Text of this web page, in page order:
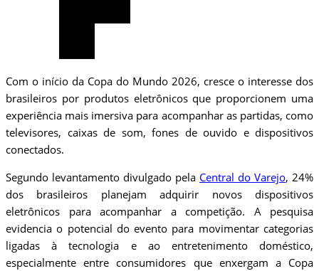
Com o início da Copa do Mundo 2026, cresce o interesse dos
brasileiros por produtos eletrônicos que proporcionem uma
experiência mais imersiva para acompanhar as partidas, como
televisores, caixas de som, fones de ouvido e dispositivos
conectados.
Segundo levantamento divulgado pela Central do Varejo, 24%
dos brasileiros planejam adquirir novos dispositivos
eletrônicos para acompanhar a competição. A pesquisa
evidencia o potencial do evento para movimentar categorias
ligadas à tecnologia e ao entretenimento doméstico,
especialmente entre consumidores que enxergam a Copa